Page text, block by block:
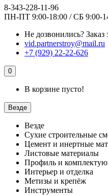
8-343-228-11-96
ПН-ПТ 9:00-18:00 / СБ 9:00-
Не дозвонились? Заказ
vid.partnerstroy@mail.ru
+7 (929) 22-22-626
0
В корзине пусто!
Везде
Везде
Сухие строительные
Цемент и инертные
Листовые материалы
Профиль и
Интерьер и отделка
Метизы и крепёж
Инструменты